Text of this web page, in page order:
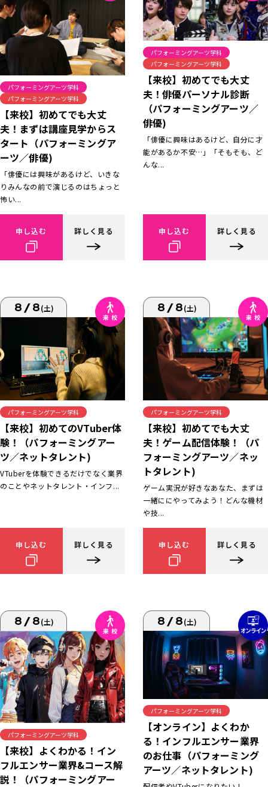
パフォーミングアーツ学科
パフォーミングアーツ学科
【来校】初めてでも大丈
夫！まずは講座見学からス
タート（パフォーミングア
ーツ／俳優)
「俳優には興味があるけど、いきな
りみんなの前で演じるのはちょっと
怖い...
申し込む 詳しく見る
パフォーミングアーツ学科
パフォーミングアーツ学科
【来校】初めてでも大丈
夫！俳優パーソナル診断
（パフォーミングアーツ／
俳優)
「俳優に興味はあるけど、自分に才
能があるか不安…」「そもそも、ど
んな...
申し込む 詳しく見る
8/8(土)
パフォーミングアーツ学科
【来校】初めてのVTuber体
験！（パフォーミングアー
ツ／ネットタレント)
VTuberを体験できるだけでなく業界
のことやネットタレント・インフ...
申し込む 詳しく見る
8/8(土)
パフォーミングアーツ学科
【来校】初めてでも大丈
夫！ゲーム配信体験！（パ
フォーミングアーツ／ネッ
トタレント)
ゲーム実況が好きなあなた、まずは
一緒ににやってみよう！どんな機材
や技...
申し込む 詳しく見る
8/8(土)
パフォーミングアーツ学科
【来校】よくわかる！イン
フルエンサー業界&コース解
説！（パフォーミングアー
8/8(土)
パフォーミングアーツ学科
【オンライン】よくわか
る！インフルエンサー業界
のお仕事（パフォーミング
アーツ／ネットタレント)